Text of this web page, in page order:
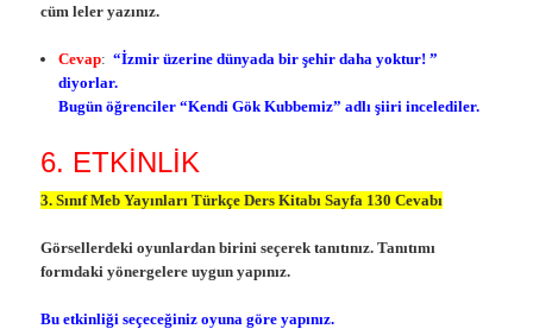
cüm leler yazınız.
Cevap: “İzmir üzerine dünyada bir şehir daha yoktur! ”
diyorlar.
Bugün öğrenciler “Kendi Gök Kubbemiz” adlı şiiri incelediler.
6. ETKİNLİK
3. Sınıf Meb Yayınları Türkçe Ders Kitabı Sayfa 130 Cevabı
Görsellerdeki oyunlardan birini seçerek tanıtınız. Tanıtımı
formdaki yönergelere uygun yapınız.
Bu etkinliği seçeceğiniz oyuna göre yapınız.